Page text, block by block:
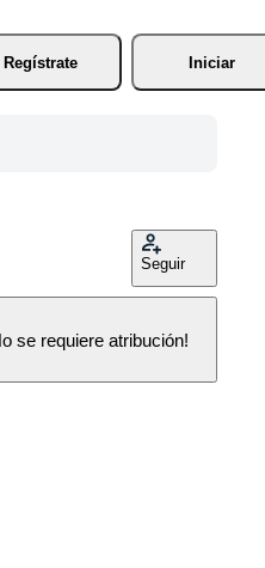
Regístrate
Iniciar
Seguir
se requiere atribución!